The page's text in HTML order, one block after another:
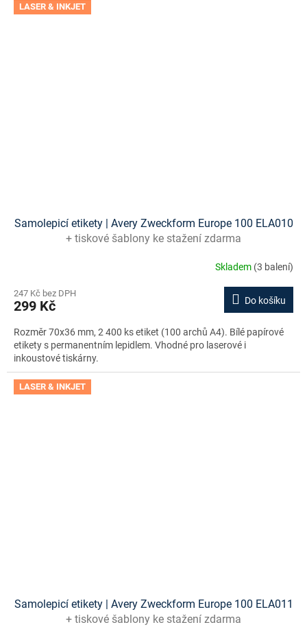
LASER & INKJET
Samolepicí etikety | Avery Zweckform Europe 100 ELA010
+ tiskové šablony ke stažení zdarma
Skladem (3 balení)
247 Kč bez DPH
299 Kč Do košíku
Rozměr 70x36 mm, 2 400 ks etiket (100 archů A4). Bílé papírové
etikety s permanentním lepidlem. Vhodné pro laserové i
inkoustové tiskárny.
LASER & INKJET
Samolepicí etikety | Avery Zweckform Europe 100 ELA011
+ tiskové šablony ke stažení zdarma